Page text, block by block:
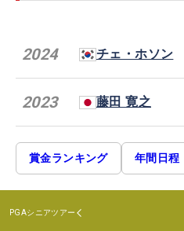
2024 チェ・ホソン
2023 藤田 寛之
賞金ランキング 年間日程
PGAシニアツアー